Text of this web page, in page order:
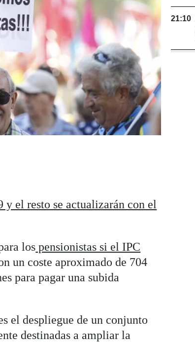
y el resto se actualizarán con el
los pensionistas si el IPC
un coste aproximado de 704
para pagar una subida
el despliegue de un conjunto
destinadas a ampliar la
21:10